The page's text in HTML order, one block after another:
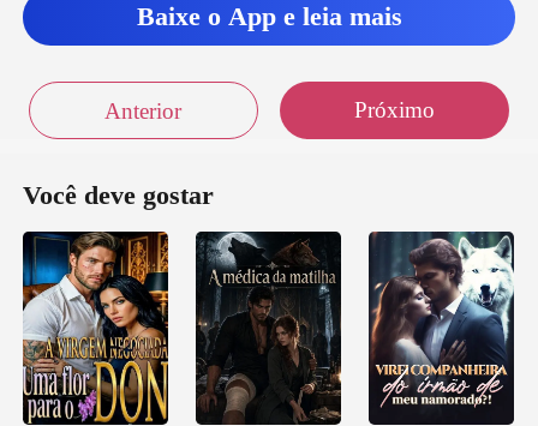
Baixe o App e leia mais
Anterior Próximo
Você deve gostar